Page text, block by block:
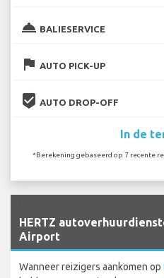
room_service BALIESERVICE
flag AUTO PICK-UP
beenhere AUTO DROP-OFF
In de
*Berekening gebaseerd op 7 recente
HERTZ
Airport
Wanneer reizigers aankomen op